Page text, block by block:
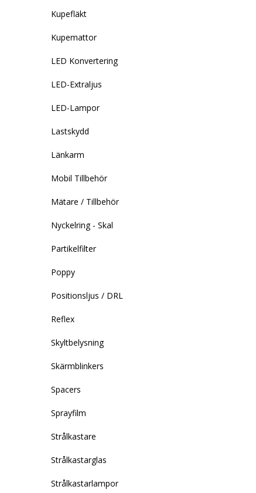
Kupefläkt
Kupemattor
LED Konvertering
LED-Extraljus
LED-Lampor
Lastskydd
Länkarm
Mobil Tillbehör
Mätare / Tillbehör
Nyckelring - Skal
Partikelfilter
Poppy
Positionsljus / DRL
Reflex
Skyltbelysning
Skärmblinkers
Spacers
Sprayfilm
Strålkastare
Strålkastarglas
Strålkastarlampor